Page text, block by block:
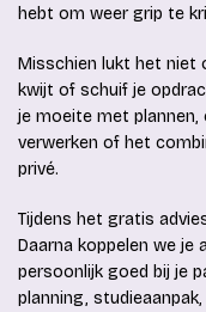
hebt om weer grip te
Misschien lukt het niet
kwijt of schuif je
je moeite met
verwerken of het
privé.
Tijdens het gratis
Daarna koppelen we je
persoonlijk goed bij je
planning,